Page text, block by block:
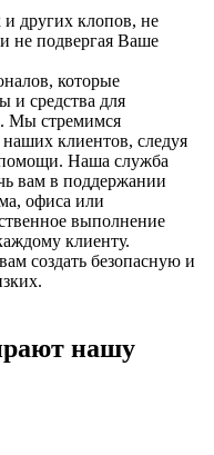
других клопов, не
не подвергая Ваше
которые
и средства для
Мы стремимся
наших клиентов, следуя
Наша служба
вам в поддержании
офиса или
выполнение
клиенту.
создать безопасную и
нашу